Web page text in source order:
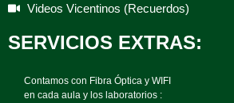
Videos Vicentinos (Recuerdos)
SERVICIOS EXTRAS:
Contamos con Fibra Óptica y WIFI
en cada aula y los laboratorios :